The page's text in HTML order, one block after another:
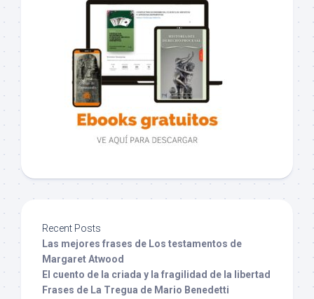
Recent Posts
Las mejores frases de Los testamentos de
Margaret Atwood
El cuento de la criada y la fragilidad de la libertad
Frases de La Tregua de Mario Benedetti